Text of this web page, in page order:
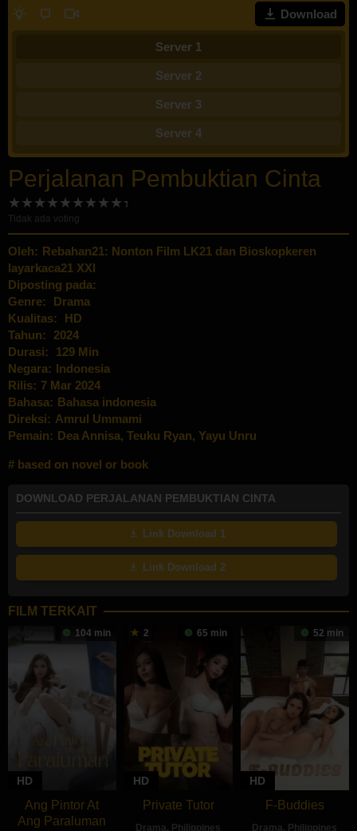
Download
Server 1
Server 2
Server 3
Server 4
Perjalanan Pembuktian Cinta
Tidak ada voting
Oleh: Rebahan21: Nonton Film LK21 dan Bioskopkeren
layarkaca21 XXI
Diposting pada:
Genre:
Drama
Kualitas:
HD
Tahun:
2024
Durasi:
129 Min
Negara: Indonesia
Rilis: 7 Mar 2024
Bahasa: Bahasa indonesia
Direksi: Amrul Ummami
Pemain: Dea Annisa, Teuku Ryan, Yayu Unru
based on novel or book
DOWNLOAD PERJALANAN PEMBUKTIAN CINTA
Link Download 1
Link Download 2
FILM TERKAIT
104 min
HD
Ang Pintor At
Ang Paraluman
2 65 min
HD
Private Tutor
Drama, Philippines
52 min
HD
F-Buddies
Drama, Philippines